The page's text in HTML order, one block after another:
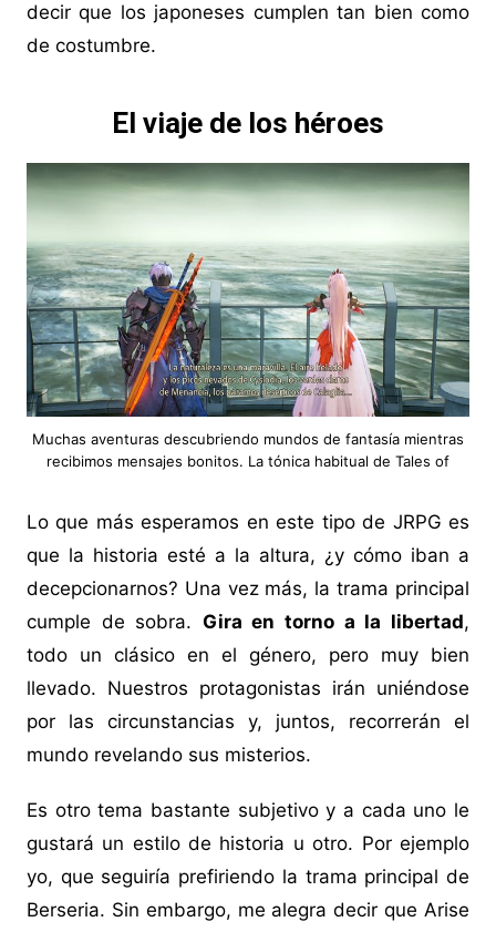
decir que los japoneses cumplen tan bien como
de costumbre.
El viaje de los héroes
Muchas aventuras descubriendo mundos de fantasía mientras
recibimos mensajes bonitos. La tónica habitual de Tales of
Lo que más esperamos en este tipo de JRPG es
que la historia esté a la altura, ¿y cómo iban a
decepcionarnos? Una vez más, la trama principal
cumple de sobra. Gira en torno a la libertad,
todo un clásico en el género, pero muy bien
llevado. Nuestros protagonistas irán uniéndose
por las circunstancias y, juntos, recorrerán el
mundo revelando sus misterios.
Es otro tema bastante subjetivo y a cada uno le
gustará un estilo de historia u otro. Por ejemplo
yo, que seguiría prefiriendo la trama principal de
Berseria. Sin embargo, me alegra decir que Arise